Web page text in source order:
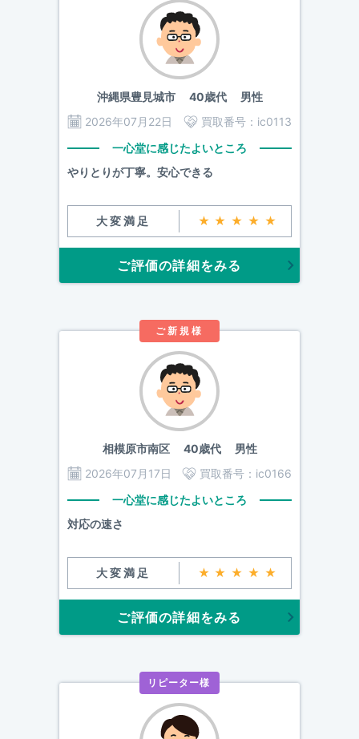
沖縄県豊見城市40歳代 男性
2026年07月22日
買取番号： ic0113
一心堂に感じたよいところ
やりとりが丁寧。安心できる
大変満足 ★★★★★
ご評価の詳細をみる
ご新規様
相模原市南区40歳代 男性
2026年07月17日
買取番号： ic0166
一心堂に感じたよいところ
対応の速さ
大変満足 ★★★★★
ご評価の詳細をみる
リピーター様